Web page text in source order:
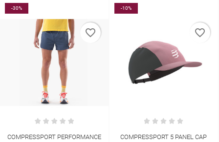
-30%
COMPRESSPORT PERFORMANCE
favorite_border
-10%
COMPRESSPORT 5 PANEL CAP
favorite_border